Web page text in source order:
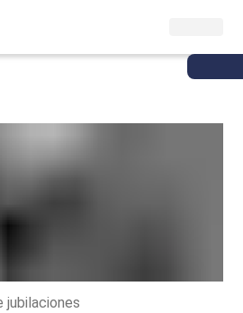
jubilaciones